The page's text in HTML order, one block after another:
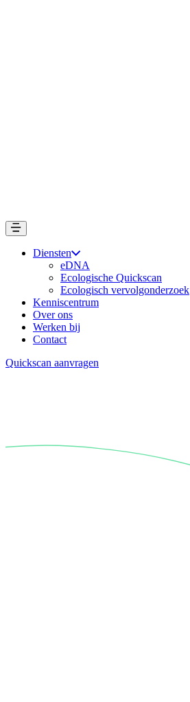
Diensten
eDNA
Ecologische Quickscan
Ecologisch vervolgonderzoek
Kenniscentrum
Over ons
Werken bij
Contact
Quickscan aanvragen